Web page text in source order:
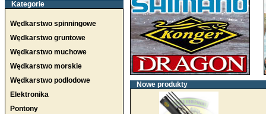
Kategorie
Wędkarstwo spinningowe
Wędkarstwo gruntowe
Wędkarstwo muchowe
Wędkarstwo morskie
Wędkarstwo podlodowe
Elektronika
Pontony
Nowe produkty